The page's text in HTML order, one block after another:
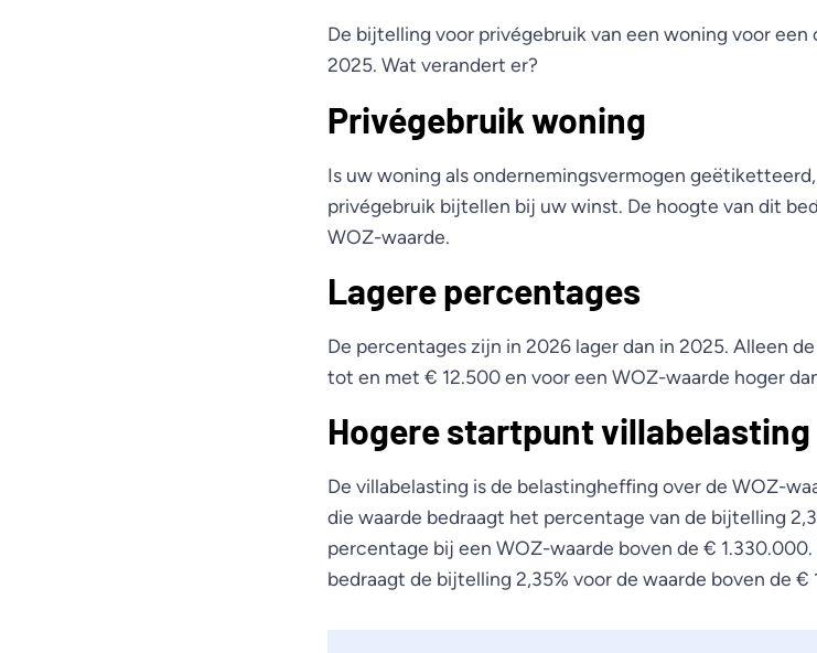
De bijtelling voor privégebruik van een woning voor een
2025. Wat verandert er?
Privégebruik woning
Is uw woning als ondernemingsvermogen
privégebruik bijtellen bij uw winst. De hoogte van dit
WOZ-waarde.
Lagere percentages
De percentages zijn in 2026 lager dan in 2025. Alleen
tot en met € 12.500 en voor een WOZ-waarde hoger
Hogere startpunt villabelasting
De villabelasting is de belastingheffing over de WOZ-
die waarde bedraagt het percentage van de bijtelling
percentage bij een WOZ-waarde boven de €
bedraagt de bijtelling 2,35% voor de waarde boven de €